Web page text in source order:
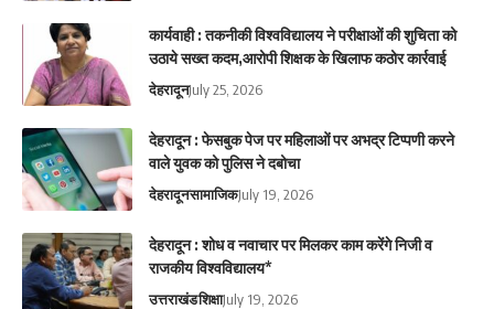
कार्यवाही : तकनीकी विश्वविद्यालय ने परीक्षाओं की शुचिता को
उठाये सख्त कदम,आरोपी शिक्षक के खिलाफ कठोर कार्रवाई
देहरादूनJuly 25, 2026
देहरादून : फेसबुक पेज पर महिलाओं पर अभद्र टिप्पणी करने
वाले युवक को पुलिस ने दबोचा
देहरादूनसामाजिकJuly 19, 2026
देहरादून : शोध व नवाचार पर मिलकर काम करेंगे निजी व
राजकीय विश्वविद्यालय*
उत्तराखंडशिक्षाJuly 19, 2026